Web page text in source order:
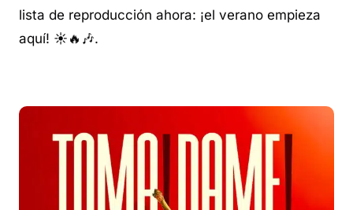
lista de reproducción ahora: ¡el verano empieza
aquí! ☀️🔥🎶.